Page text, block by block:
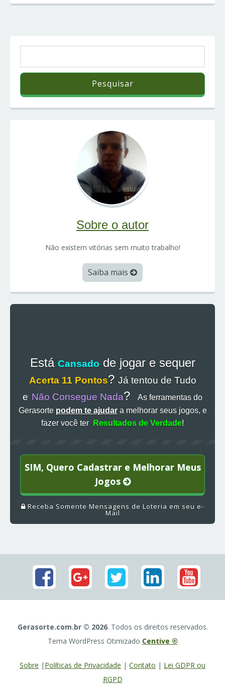
Sobre o autor
Não existem vitórias sem muito trabalho!
Saiba mais
Está Cansado de jogar e sequer
Acerta 11 Pontos? Já tentou de Tudo
e Não Consegue Nada?
As ferramentas do
Gerasorte podem te ajudara melhorar seus jogos, e
fazer você ter
Resultados de Verdade!
SIM, Quero Cadastrar e Melhorar Meus
Jogos
Receba Somente Mensagens de Loteria em seu e-
Mail
Gerasorte.com.br © 2026. Todos os direitos reservados.
Tema WordPress Otimizado Centive ®
Sobre | Políticas de Privacidade | Contato | Lei GDPR ou
RGPD